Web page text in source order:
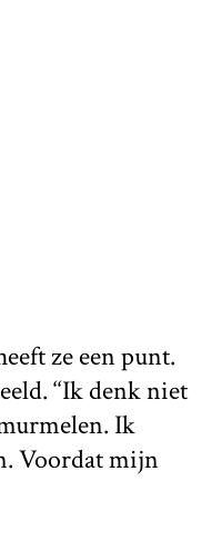
ze een punt.
‘‘Ik denk niet
Ik
Voordat mijn